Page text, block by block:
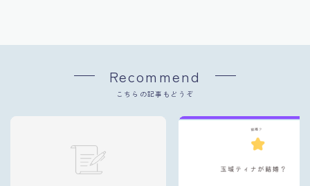
Recommend
こちらの記事もどうぞ